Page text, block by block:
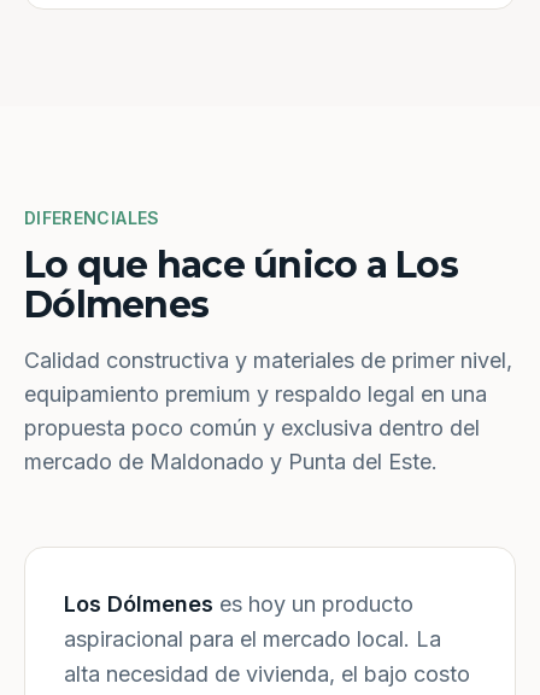
DIFERENCIALES
Lo que hace único a Los
Dólmenes
Calidad constructiva y materiales de primer nivel,
equipamiento premium y respaldo legal en una
propuesta poco común y exclusiva dentro del
mercado de Maldonado y Punta del Este.
Los Dólmenes es hoy un producto
aspiracional para el mercado local. La
alta necesidad de vivienda, el bajo costo